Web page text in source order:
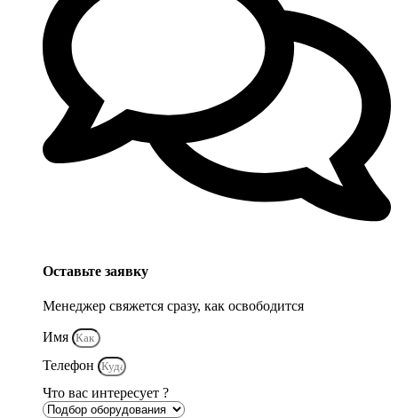
Оставьте заявку
Менеджер свяжется сразу, как освободится
Имя
Телефон
Что вас интересует ?